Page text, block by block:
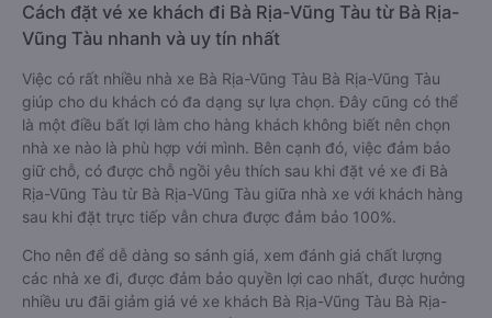
Cách đặt vé xe khách đi Bà Rịa-Vũng Tàu từ Bà Rịa-
Vũng Tàu nhanh và uy tín nhất
Việc có rất nhiều nhà xe Bà Rịa-Vũng Tàu Bà Rịa-Vũng Tàu
giúp cho du khách có đa dạng sự lựa chọn. Đây cũng có thể
là một điều bất lợi làm cho hàng khách không biết nên chọn
nhà xe nào là phù hợp với mình. Bên cạnh đó, việc đảm bảo
giữ chỗ, có được chỗ ngồi yêu thích sau khi đặt vé xe đi Bà
Rịa-Vũng Tàu từ Bà Rịa-Vũng Tàu giữa nhà xe với khách hàng
sau khi đặt trực tiếp vẫn chưa được đảm bảo 100%.
Cho nên để dễ dàng so sánh giá, xem đánh giá chất lượng
các nhà xe đi, được đảm bảo quyền lợi cao nhất, được hưởng
nhiều ưu đãi giảm giá vé xe khách Bà Rịa-Vũng Tàu Bà Rịa-